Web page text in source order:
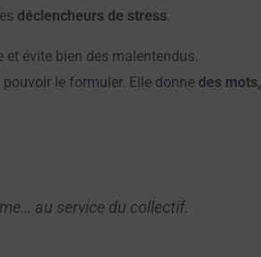
déclencheurs de stress.
évite bien des malentendus.
le formuler. Elle donne des mots,
au service du collectif.